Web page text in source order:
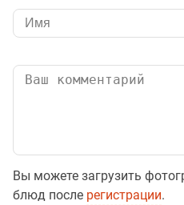
Вы можете загрузить
блюд после регистрации.